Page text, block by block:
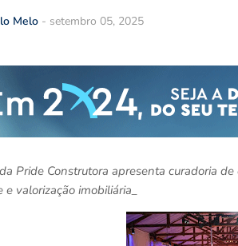
Melo - setembro 05, 2025
Pride Construtora apresenta curadoria
e valorização imobiliária_